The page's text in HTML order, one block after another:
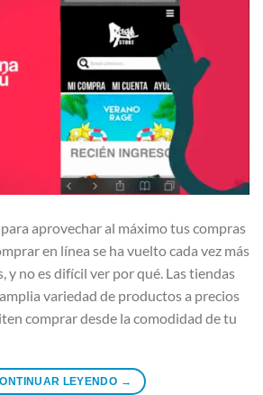
aprovechar al máximo tus compras
en línea se ha vuelto cada vez más
y no es difícil ver por qué. Las tiendas
variedad de productos a precios
comprar desde la comodidad de tu
LEYENDO →